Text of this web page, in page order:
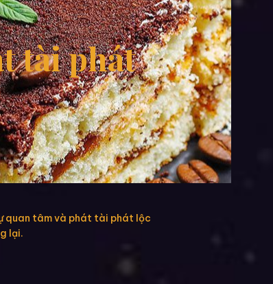
tài phát
quan tâm và phát tài phát lộc
lại.